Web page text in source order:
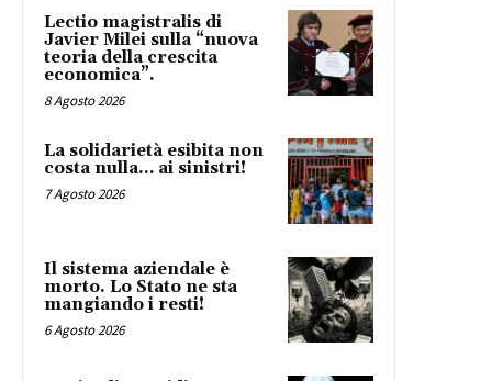
Lectio magistralis di
Javier Milei sulla “nuova
teoria della crescita
economica”.
8 Agosto 2026
La solidarietà esibita non
costa nulla… ai sinistri!
7 Agosto 2026
Il sistema aziendale è
morto. Lo Stato ne sta
mangiando i resti!
6 Agosto 2026